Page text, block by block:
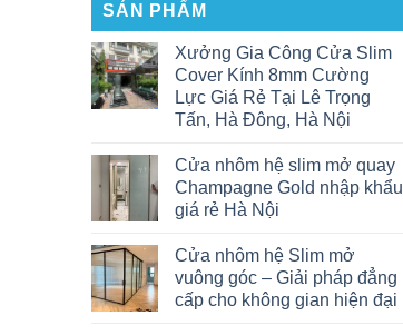
SẢN PHẨM
Xưởng Gia Công Cửa Slim
Cover Kính 8mm Cường
Lực Giá Rẻ Tại Lê Trọng
Tấn, Hà Đông, Hà Nội
Cửa nhôm hệ slim mở quay
Champagne Gold nhập khẩu
giá rẻ Hà Nội
Cửa nhôm hệ Slim mở
vuông góc – Giải pháp đẳng
cấp cho không gian hiện đại